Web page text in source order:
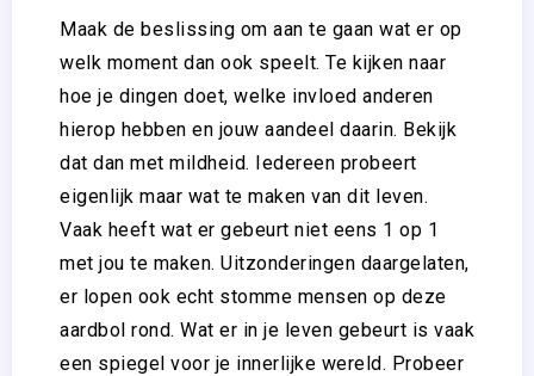
Maak de beslissing om aan te gaan wat er op
welk moment dan ook speelt. Te kijken naar
hoe je dingen doet, welke invloed anderen
hierop hebben en jouw aandeel daarin. Bekijk
dat dan met mildheid. Iedereen probeert
eigenlijk maar wat te maken van dit leven.
Vaak heeft wat er gebeurt niet eens 1 op 1
met jou te maken. Uitzonderingen daargelaten,
er lopen ook echt stomme mensen op deze
aardbol rond. Wat er in je leven gebeurt is vaak
een spiegel voor je innerlijke wereld. Probeer